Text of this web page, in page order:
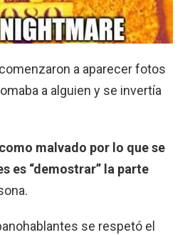
a aparecer fotos
a alguien y se invertía
malvado por lo que se
es “demostrar” la parte
se respetó el